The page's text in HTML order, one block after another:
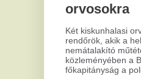
betegségben egy
Többen
személyvonat